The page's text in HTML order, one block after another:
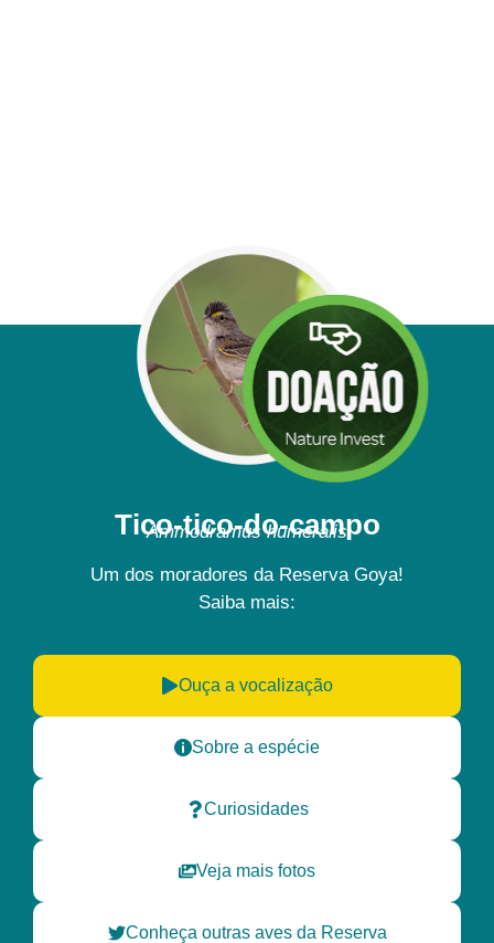
Tico-tico-do-campo
Ammodramus humeralis
Um dos moradores da Reserva Goya!
Saiba mais:
Ouça a vocalização
Sobre a espécie
Curiosidades
Veja mais fotos
Conheça outras aves da Reserva